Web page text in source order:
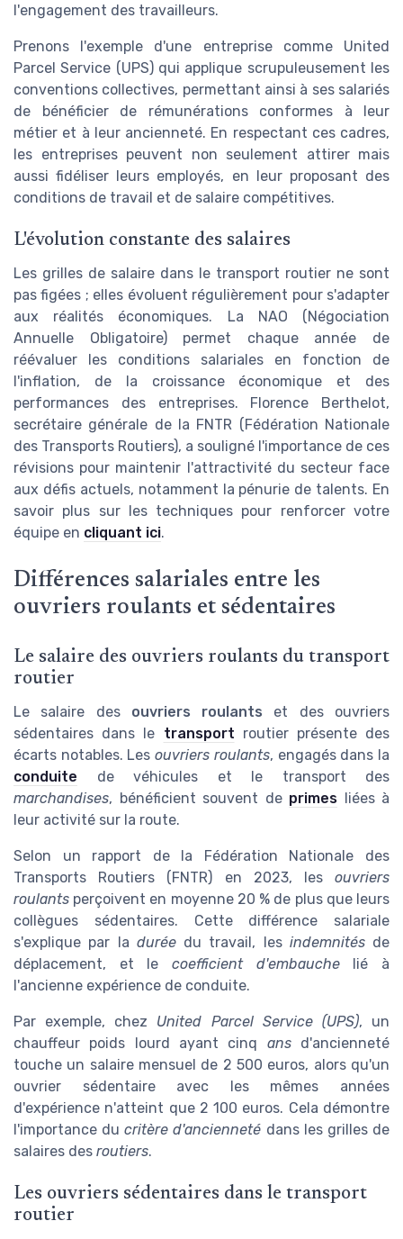
l'engagement des travailleurs.
Prenons l'exemple d'une entreprise comme United
Parcel Service (UPS) qui applique scrupuleusement les
conventions collectives, permettant ainsi à ses salariés
de bénéficier de rémunérations conformes à leur
métier et à leur ancienneté. En respectant ces cadres,
les entreprises peuvent non seulement attirer mais
aussi fidéliser leurs employés, en leur proposant des
conditions de travail et de salaire compétitives.
L'évolution constante des salaires
Les grilles de salaire dans le transport routier ne sont
pas figées ; elles évoluent régulièrement pour s'adapter
aux réalités économiques. La NAO (Négociation
Annuelle Obligatoire) permet chaque année de
réévaluer les conditions salariales en fonction de
l'inflation, de la croissance économique et des
performances des entreprises. Florence Berthelot,
secrétaire générale de la FNTR (Fédération Nationale
des Transports Routiers), a souligné l'importance de ces
révisions pour maintenir l'attractivité du secteur face
aux défis actuels, notamment la pénurie de talents. En
savoir plus sur les techniques pour renforcer votre
équipe en cliquant ici.
Différences salariales entre les
ouvriers roulants et sédentaires
Le salaire des ouvriers roulants du transport
routier
Le salaire des ouvriers roulants et des ouvriers
sédentaires dans le transport routier présente des
écarts notables. Lesouvriers roulants, engagés dans la
conduite de véhicules et le transport des
marchandises, bénéficient souvent de primes liées à
leur activité sur la route.
Selon un rapport de la Fédération Nationale des
Transports Routiers (FNTR) en 2023, les ouvriers
roulants perçoivent en moyenne 20 % de plus que leurs
collègues sédentaires. Cette différence salariale
s'explique par la duréedu travail, les indemnitésde
déplacement, et le coefficient d'embauchelié à
l'ancienne expérience de conduite.
Par exemple, chez United Parcel Service (UPS), un
chauffeur poids lourd ayant cinq ansd'ancienneté
touche un salaire mensuel de 2 500 euros, alors qu'un
ouvrier sédentaire avec les mêmes années
d'expérience n'atteint que 2 100 euros. Cela démontre
l'importance ducritère d'ancienneté dans les grilles de
salaires des routiers.
Les ouvriers sédentaires dans le transport
routier